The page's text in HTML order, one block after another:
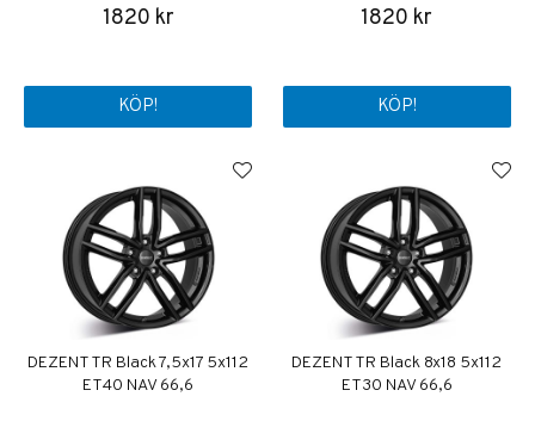
1820 kr
KÖP!
1820 kr
KÖP!
DEZENT TR Black 7,5x17 5x112
ET40 NAV 66,6
DEZENT TR Black 8x18 5x112
ET30 NAV 66,6